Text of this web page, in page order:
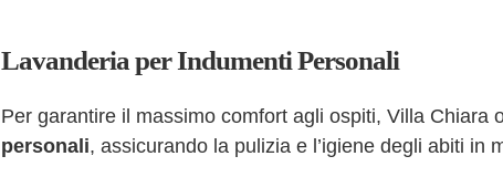
Lavanderia per Indumenti Personali
Per garantire il massimo comfort agli ospiti, Villa Chiara
personali, assicurando la pulizia e l’igiene degli abiti in